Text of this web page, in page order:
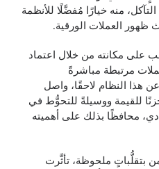
منه خيارًا مُفضَّلًا للأنظمة
ظهور العملات الورقية.
على مكانته من خلال اعتماد
مرتبطة مباشرةً
هذا النظام لاحقًا، واصل
للقيمة ووسيلةً للتحوُّط في
محافظًا بذلك على أهميته
بتقلُّباتٍ ملحوظة، تأثَّرت